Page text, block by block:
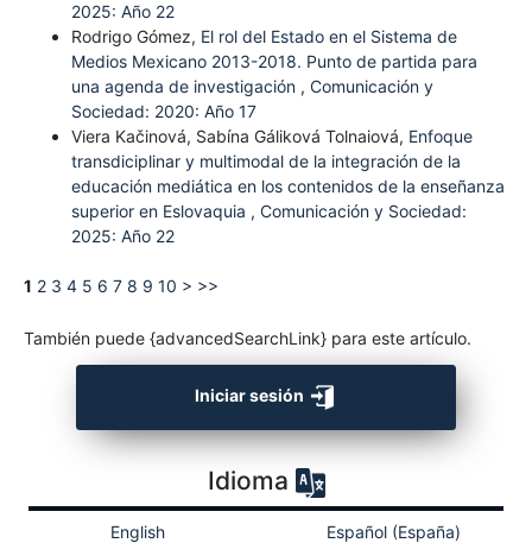
2025: Año 22
Rodrigo Gómez, El rol del Estado en el Sistema de
Medios Mexicano 2013-2018. Punto de partida para
una agenda de investigación , Comunicación y
Sociedad: 2020: Año 17
Viera Kačinová, Sabína Gáliková Tolnaiová, Enfoque
transdiciplinar y multimodal de la integración de la
educación mediática en los contenidos de la enseñanza
superior en Eslovaquia , Comunicación y Sociedad:
2025: Año 22
1 2 3 4 5 6 7 8 9 10 > >>
También puede {advancedSearchLink} para este artículo.
Iniciar sesión
Idioma
English Español (España)